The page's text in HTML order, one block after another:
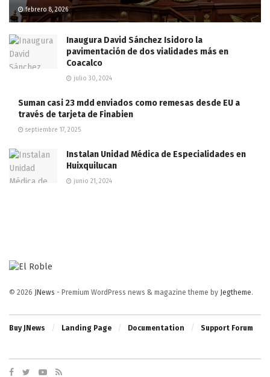
febrero 8, 2026
Inaugura David Sánchez Isidoro la
pavimentación de dos vialidades más en
Coacalco
julio 30, 2024
Suman casi 23 mdd enviados como remesas desde EU a
través de tarjeta de Finabien
septiembre 17, 2025
Instalan Unidad Médica de Especialidades en
Huixquilucan
junio 21, 2024
© 2026 JNews - Premium WordPress news & magazine theme by Jegtheme.
Buy JNews Landing Page Documentation Support Forum